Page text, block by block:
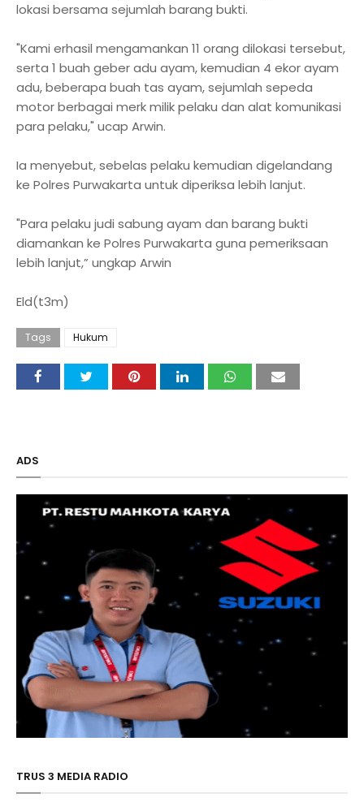
lokasi bersama sejumlah barang bukti.
"Kami erhasil mengamankan 11 orang dilokasi tersebut,
serta 1 buah geber adu ayam, kemudian 4 ekor ayam
adu, beberapa buah tas ayam, sejumlah sepeda
motor berbagai merk milik pelaku dan alat komunikasi
para pelaku," ucap Arwin.
Ia menyebut, sebelas pelaku kemudian digelandang
ke Polres Purwakarta untuk diperiksa lebih lanjut.
"Para pelaku judi sabung ayam dan barang bukti
diamankan ke Polres Purwakarta guna pemeriksaan
lebih lanjut,” ungkap Arwin
Eld(t3m)
Tags Hukum
ADS
TRUS 3 MEDIA RADIO